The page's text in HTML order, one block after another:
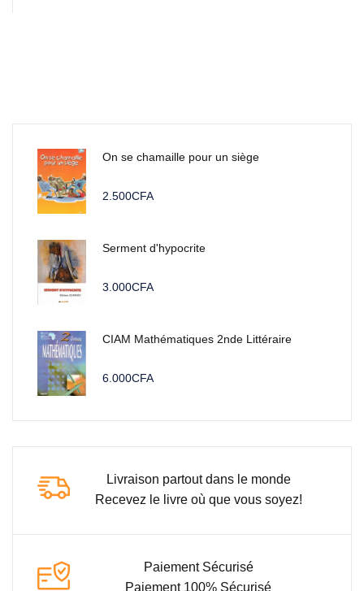
On se chamaille pour un siège
2.500CFA
Serment d'hypocrite
3.000CFA
CIAM Mathématiques 2nde Littéraire
6.000CFA
Livraison partout dans le monde
Recevez le livre où que vous soyez!
Paiement Sécurisé
Paiement 100% Sécurisé